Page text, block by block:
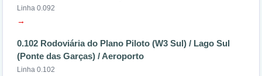
Linha 0.092
→
0.102 Rodoviária do Plano Piloto (W3 Sul) / Lago Sul
(Ponte das Garças) / Aeroporto
Linha 0.102